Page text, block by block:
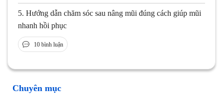
Chuyên mục
5. Hướng dẫn chăm sóc sau nâng mũi đúng cách giúp mũi
nhanh hồi phục
10 bình luận